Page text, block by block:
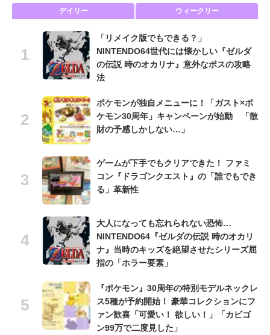
デイリー ウィークリー
「リメイク版でもできる？」
NINTENDO64世代には懐かしい『ゼルダ
の伝説 時のオカリナ』意外なボスの攻略
法
ポケモンが独自メニューに！「ガスト×ポ
ケモン30周年」キャンペーンが始動 「散
財の予感しかしない…」
ゲームが下手でもクリアできた！ ファミ
コン『ドラゴンクエスト』の「誰でもでき
る」革新性
大人になっても忘れられない恐怖…
NINTENDO64『ゼルダの伝説 時のオカリ
ナ』当時のキッズを絶望させたシリーズ屈
指の「ホラー要素」
『ポケモン』30周年の特別モデルネックレ
ス5種が予約開始！ 豪華コレクションにフ
ァン歓喜「可愛い！ 欲しい！」「カビゴ
ン99万で二度見した」